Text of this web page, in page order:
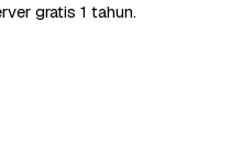
gratis 1 tahun.